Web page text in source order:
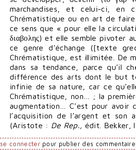
marchandises, et celui-ci, en
Chrématistique ou en art de faire
ce sens que « pour elle la
διαβολης) et elle semble pivoter
ce genre d’échange ([texte
Chrématistique, est illimitée. De
dans sa tendance, parce qu’il
différence des arts dont le but
infinie de sa nature, car ce
Chrématistique, non… ; la
augmentation… C’est pour avoir
l’acquisition de l’argent et son
(Aristote : De Rep., édit. Bekker,
se connecterpour publier des